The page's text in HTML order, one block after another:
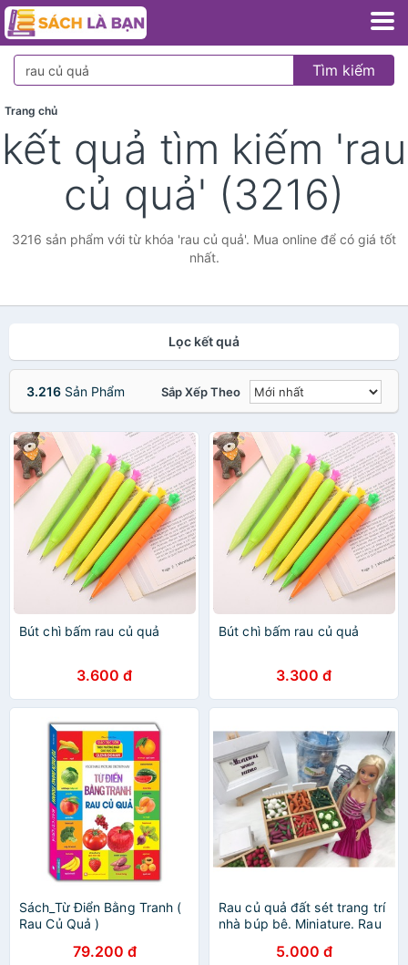
Tìm kiếm
Trang chủ
kết quả tìm kiếm 'rau
củ quả' (3216)
3216 sản phẩm với từ khóa 'rau củ quả'. Mua online để có giá tốt
nhất.
Lọc kết quả
3.216 Sản Phẩm Sắp Xếp Theo
Bút chì bấm rau củ quả
3.600 đ
Bút chì bấm rau củ quả
3.300 đ
Sách_Từ Điển Bằng Tranh (
Rau Củ Quả )
79.200 đ
Rau củ quả đất sét trang trí
nhà búp bê. Miniature. Rau
mini. Rau củ mini. Mini food.
5.000 đ